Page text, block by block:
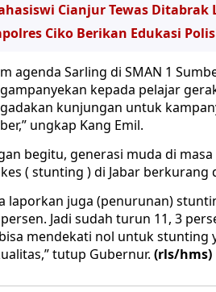
Cianjur Tewas Ditabrak
Ciko Berikan Edukasi
agenda Sarling di SMAN 1
kepada pelajar
kunjungan untuk
ungkap Kang Emil.
begitu, generasi muda di
( stunting ) di Jabar berkurang
laporkan juga (penurunan)
Jadi sudah turun 11, 3
mendekati nol untuk stunting
tutup Gubernur. (rls/hms)